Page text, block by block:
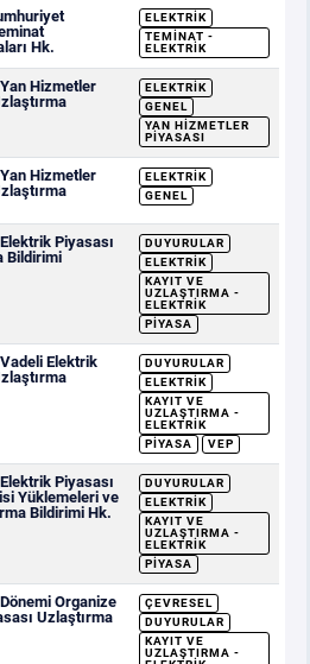
Hk.
ELEKTRIK
TEMINAT -
ELEKTRIK
Hizmetler
ELEKTRIK
GENEL
YAN HIZMETLER
PIYASASI
Hizmetler
ELEKTRIK
GENEL
Piyasası
Bildirimi
DUYURULAR
ELEKTRIK
KAYIT VE
UZLAŞTIRMA -
ELEKTRIK
PIYASA
Elektrik
DUYURULAR
ELEKTRIK
KAYIT VE
UZLAŞTIRMA -
ELEKTRIK
PIYASA
VEP
Piyasası
Yüklemeleri ve
Bildirimi Hk.
DUYURULAR
ELEKTRIK
KAYIT VE
UZLAŞTIRMA -
ELEKTRIK
PIYASA
Organize
Uzlaştırma
ÇEVRESEL
DUYURULAR
KAYIT VE
UZLAŞTIRMA -